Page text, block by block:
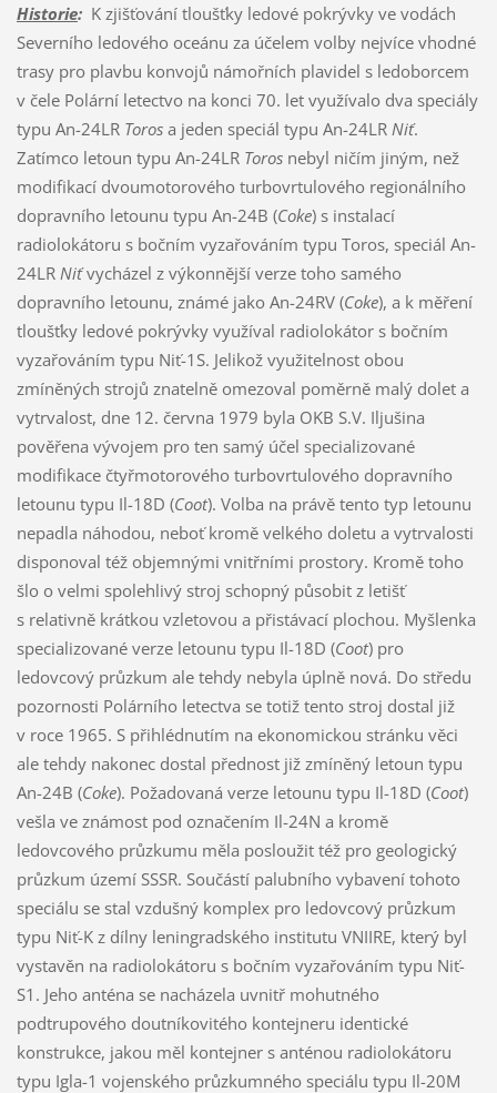
Historie:K zjišťování tloušťky ledové pokrývky ve vodách
Severního ledového oceánu za účelem volby nejvíce vhodné
trasy pro plavbu konvojů námořních plavidel s ledoborcem
v čele Polární letectvo na konci 70. let využívalo dva speciály
typu An-24LR Torosa jeden speciál typu An-24LR Niť.
Zatímco letoun typu An-24LR Torosnebyl ničím jiným, než
modifikací dvoumotorového turbovrtulového regionálního
dopravního letounu typu An-24B (Coke) s instalací
radiolokátoru s bočním vyzařováním typu Toros, speciál An-
24LR Niťvycházel z výkonnější verze toho samého
dopravního letounu, známé jako An-24RV (Coke), a k měření
tloušťky ledové pokrývky využíval radiolokátor s bočním
vyzařováním typu Niť-1S. Jelikož využitelnost obou
zmíněných strojů znatelně omezoval poměrně malý dolet a
vytrvalost, dne 12. června 1979 byla OKB S.V. Iljušina
pověřena vývojem pro ten samý účel specializované
modifikace čtyřmotorového turbovrtulového dopravního
letounu typu Il-18D (Coot). Volba na právě tento typ letounu
nepadla náhodou, neboť kromě velkého doletu a vytrvalosti
disponoval též objemnými vnitřními prostory. Kromě toho
šlo o velmi spolehlivý stroj schopný působit z letišť
s relativně krátkou vzletovou a přistávací plochou. Myšlenka
specializované verze letounu typu Il-18D (Coot) pro
ledovcový průzkum ale tehdy nebyla úplně nová. Do středu
pozornosti Polárního letectva se totiž tento stroj dostal již
v roce 1965. S přihlédnutím na ekonomickou stránku věci
ale tehdy nakonec dostal přednost již zmíněný letoun typu
An-24B (Coke). Požadovaná verze letounu typu Il-18D (Coot)
vešla ve známost pod označením Il-24N a kromě
ledovcového průzkumu měla posloužit též pro geologický
průzkum území SSSR. Součástí palubního vybavení tohoto
speciálu se stal vzdušný komplex pro ledovcový průzkum
typu Niť-K z dílny leningradského institutu VNIIRE, který byl
vystavěn na radiolokátoru s bočním vyzařováním typu Niť-
S1. Jeho anténa se nacházela uvnitř mohutného
podtrupového doutníkovitého kontejneru identické
konstrukce, jakou měl kontejner s anténou radiolokátoru
typu Igla-1 vojenského průzkumného speciálu typu Il-20M